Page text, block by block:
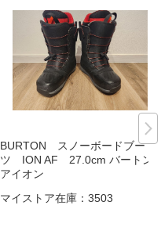
BURTON スノーボードブー
ツ ION AF 27.0cm バートン
アイオン
マイストア在庫： 3503